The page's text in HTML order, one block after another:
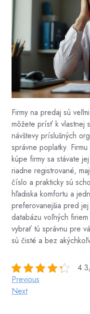
Firmy na predaj sú
môžete prísť k vlastnej
návštevy príslušných
správne poplatky.
kúpe firmy sa stávate
riadne registrované,
číslo a prakticky sú
hľadiska komfortu a
preferovanejšia pred
databázu voľných
vybrať tú správnu pre
sú čisté a bez
Post
navigation
Previous
Post
Previous
Next
Next